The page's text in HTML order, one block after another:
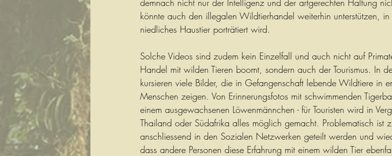
demnach nicht nur der Intelligenz und der artgerechten Haltung
könnte auch den illegalen Wildtierhandel weiterhin unterstützen,
niedliches Haustier porträtiert wird.
Solche Videos sind zudem kein Einzelfall und auch nicht auf
Handel mit wilden Tieren boomt, sondern auch der Tourismus. In
kursieren viele Bilder, die in Gefangenschaft lebende Wildtiere in
Menschen zeigen. Von Erinnerungsfotos mit schwimmenden
einem ausgewachsenen Löwenmännchen - für Touristen wird in
Thailand oder Südafrika alles möglich gemacht. Problematisch ist
anschliessend in den Sozialen Netzwerken geteilt werden und
dass andere Personen diese Erfahrung mit einem wilden Tier